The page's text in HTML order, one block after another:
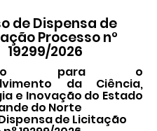
de Dispensa de
Processo n°
19299/2026
para o
da Ciência,
e Inovação do Estado
do Norte
de Licitação